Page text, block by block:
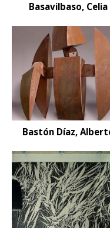
Basavilbaso, Celia
Bastón Díaz,